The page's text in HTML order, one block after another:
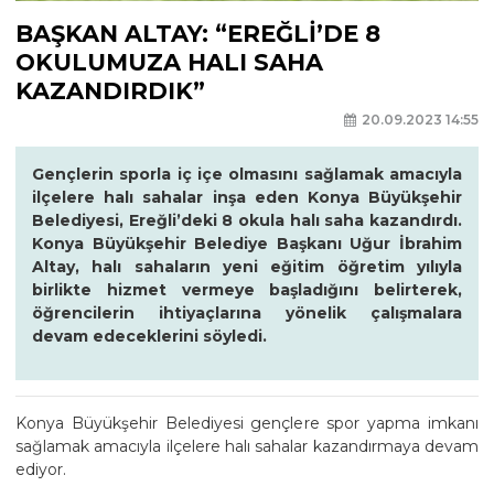
BAŞKAN ALTAY: “EREĞLİ’DE 8
OKULUMUZA HALI SAHA
KAZANDIRDIK”
20.09.2023 14:55
Gençlerin sporla iç içe olmasını sağlamak amacıyla
ilçelere halı sahalar inşa eden Konya Büyükşehir
Belediyesi, Ereğli’deki 8 okula halı saha kazandırdı.
Konya Büyükşehir Belediye Başkanı Uğur İbrahim
Altay, halı sahaların yeni eğitim öğretim yılıyla
birlikte hizmet vermeye başladığını belirterek,
öğrencilerin ihtiyaçlarına yönelik çalışmalara
devam edeceklerini söyledi.
Konya Büyükşehir Belediyesi gençlere spor yapma imkanı
sağlamak amacıyla ilçelere halı sahalar kazandırmaya devam
ediyor.